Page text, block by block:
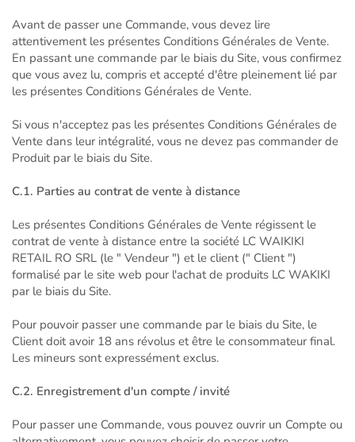
Avant de passer une Commande, vous devez lire
attentivement les présentes Conditions Générales de Vente.
En passant une commande par le biais du Site, vous confirmez
que vous avez lu, compris et accepté d'être pleinement lié par
les présentes Conditions Générales de Vente.
Si vous n'acceptez pas les présentes Conditions Générales de
Vente dans leur intégralité, vous ne devez pas commander de
Produit par le biais du Site.
C.1. Parties au contrat de vente à distance
Les présentes Conditions Générales de Vente régissent le
contrat de vente à distance entre la société LC WAIKIKI
RETAIL RO SRL (le " Vendeur ") et le client (" Client ")
formalisé par le site web pour l'achat de produits LC WAKIKI
par le biais du Site.
Pour pouvoir passer une commande par le biais du Site, le
Client doit avoir 18 ans révolus et être le consommateur final.
Les mineurs sont expressément exclus.
C.2. Enregistrement d'un compte / invité
Pour passer une Commande, vous pouvez ouvrir un Compte ou